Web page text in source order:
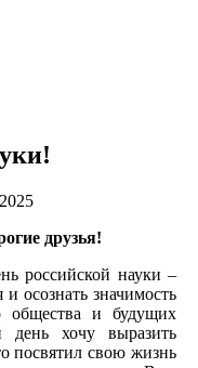
друзья!
российской науки –
осознать значимость
общества и будущих
день хочу выразить
посвятил свою жизнь